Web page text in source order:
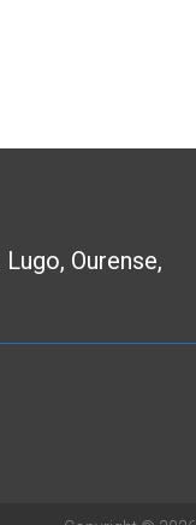
Ourense,